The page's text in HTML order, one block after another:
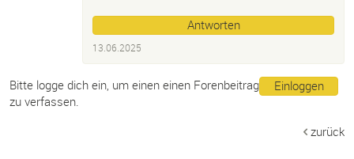
Antworten
13.06.2025
Einloggen
Bitte logge dich ein, um einen einen Forenbeitrag
zu verfassen.
zurück